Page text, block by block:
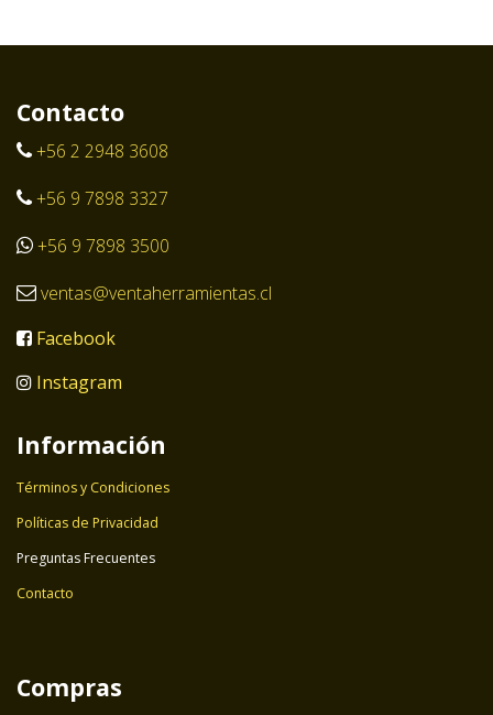
Contacto
+56 2 2948 3608
+56 9 7898 3327
+56 9 7898 3500
ventas@ventaherramientas.cl
Facebook
Instagram
Información
Términos y Condiciones
Políticas de Privacidad
Preguntas Frecuentes
Contacto
Compras